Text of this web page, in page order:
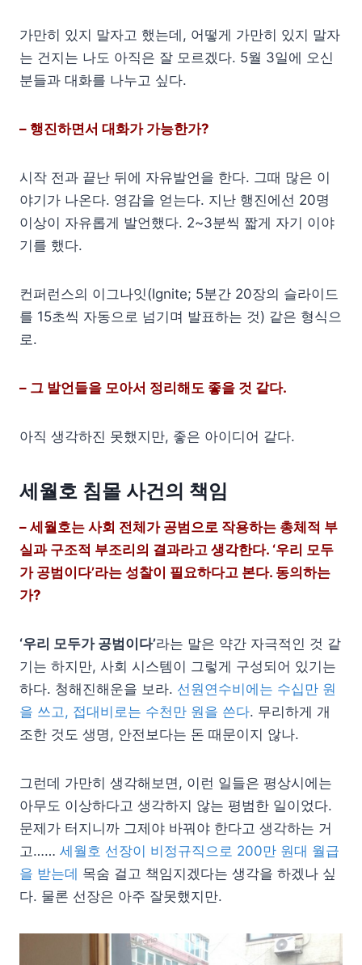
가만히 있지 말자고 했는데, 어떻게 가만히 있지 말자
는 건지는 나도 아직은 잘 모르겠다. 5월 3일에 오신
분들과 대화를 나누고 싶다.
– 행진하면서 대화가 가능한가?
시작 전과 끝난 뒤에 자유발언을 한다. 그때 많은 이
야기가 나온다. 영감을 얻는다. 지난 행진에선 20명
이상이 자유롭게 발언했다. 2~3분씩 짧게 자기 이야
기를 했다.
컨퍼런스의 이그나잇(Ignite; 5분간 20장의 슬라이드
를 15초씩 자동으로 넘기며 발표하는 것) 같은 형식으
로.
– 그 발언들을 모아서 정리해도 좋을 것 같다.
아직 생각하진 못했지만, 좋은 아이디어 같다.
세월호 침몰 사건의 책임
– 세월호는 사회 전체가 공범으로 작용하는 총체적 부
실과 구조적 부조리의 결과라고 생각한다. ‘우리 모두
가 공범이다’라는 성찰이 필요하다고 본다. 동의하는
가?
‘우리 모두가 공범이다’라는 말은 약간 자극적인 것 같
기는 하지만, 사회 시스템이 그렇게 구성되어 있기는
하다. 청해진해운을 보라. 선원연수비에는 수십만 원
을 쓰고, 접대비로는 수천만 원을 쓴다. 무리하게 개
조한 것도 생명, 안전보다는 돈 때문이지 않나.
그런데 가만히 생각해보면, 이런 일들은 평상시에는
아무도 이상하다고 생각하지 않는 평범한 일이었다.
문제가 터지니까 그제야 바꿔야 한다고 생각하는 거
고…… 세월호 선장이 비정규직으로 200만 원대 월급
을 받는데 목숨 걸고 책임지겠다는 생각을 하겠나 싶
다. 물론 선장은 아주 잘못했지만.